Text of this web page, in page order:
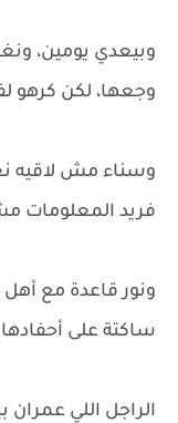
وبيعدي يومين،
وجعها، لكن كرهو
وسناء مش لاقيه
فريد المعلومات
ونور قاعدة مع
ساكتة على أحفادها
الراجل اللي